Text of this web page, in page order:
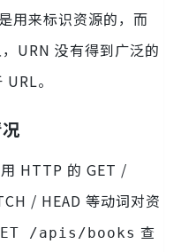
用来标识资源的，而
URN 没有得到广泛的
。
HTTP 的 GET /
/ HEAD 等动词对资
/apis/books 查